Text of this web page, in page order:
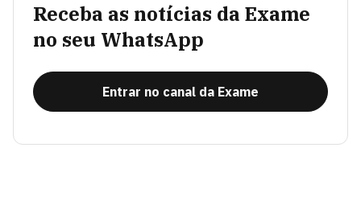
Receba as notícias da Exame
no seu WhatsApp
Entrar no canal da Exame